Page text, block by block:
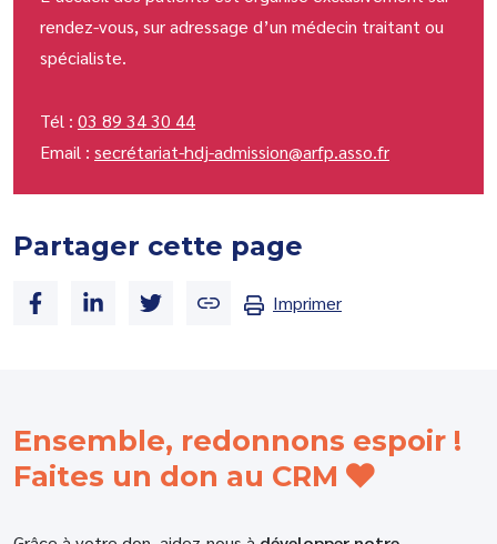
rendez-vous, sur adressage d’un médecin traitant ou
spécialiste.
Tél : 03 89 34 30 44
Email : secrétariat-hdj-admission@arfp.asso.fr
Partager cette page
Imprimer
Ensemble, redonnons espoir !
Faites un don au CRM